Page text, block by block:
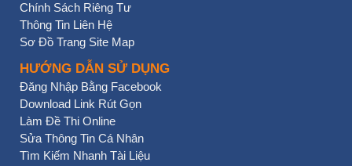
Chính Sách Riêng Tư
Thông Tin Liên Hệ
Sơ Đồ Trang Site Map
HƯỚNG DẪN SỬ DỤNG
Đăng Nhập Bằng Facebook
Download Link Rút Gọn
Làm Đề Thi Online
Sửa Thông Tin Cá Nhân
Tìm Kiếm Nhanh Tài Liệu